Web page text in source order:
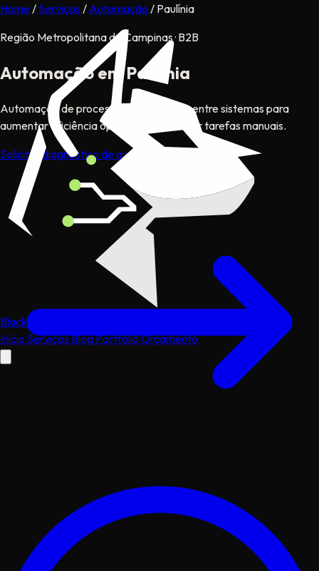
Blackdog
Início ServiçosBlogPortfólioOrçamento
Home/ Serviços / Automação / Paulínia
Região Metropolitana de Campinas · B2B
Automaçãoem Paulínia
Automação de processos e integração entre sistemas para
aumentar eficiência operacional e reduzir tarefas manuais.
Solicitar diagnóstico de automação